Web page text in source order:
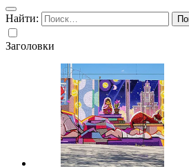
Найти:
Заголовки